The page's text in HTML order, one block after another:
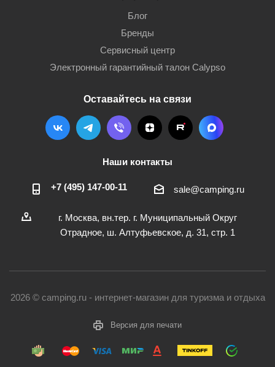
Блог
Бренды
Сервисный центр
Электронный гарантийный талон Calypso
Оставайтесь на связи
Наши контакты
+7 (495) 147-00-11 sale@camping.ru
г. Москва, вн.тер. г. Муниципальный Округ
Отрадное, ш. Алтуфьевское, д. 31, стр. 1
2026 © camping.ru - интернет-магазин для туризма и отдыха
Версия для печати